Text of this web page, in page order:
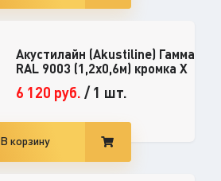
Акустилайн (Akustiline) Гамма
RAL 9003 (1,2x0,6м) кромка X
6 120 руб. /1 шт.
В корзину